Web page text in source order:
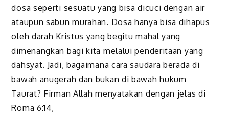
dosa seperti sesuatu yang bisa dicuci dengan air
ataupun sabun murahan. Dosa hanya bisa dihapus
oleh darah Kristus yang begitu mahal yang
dimenangkan bagi kita melalui penderitaan yang
dahsyat. Jadi, bagaimana cara saudara berada di
bawah anugerah dan bukan di bawah hukum
Taurat? Firman Allah menyatakan dengan jelas di
Roma 6:14,